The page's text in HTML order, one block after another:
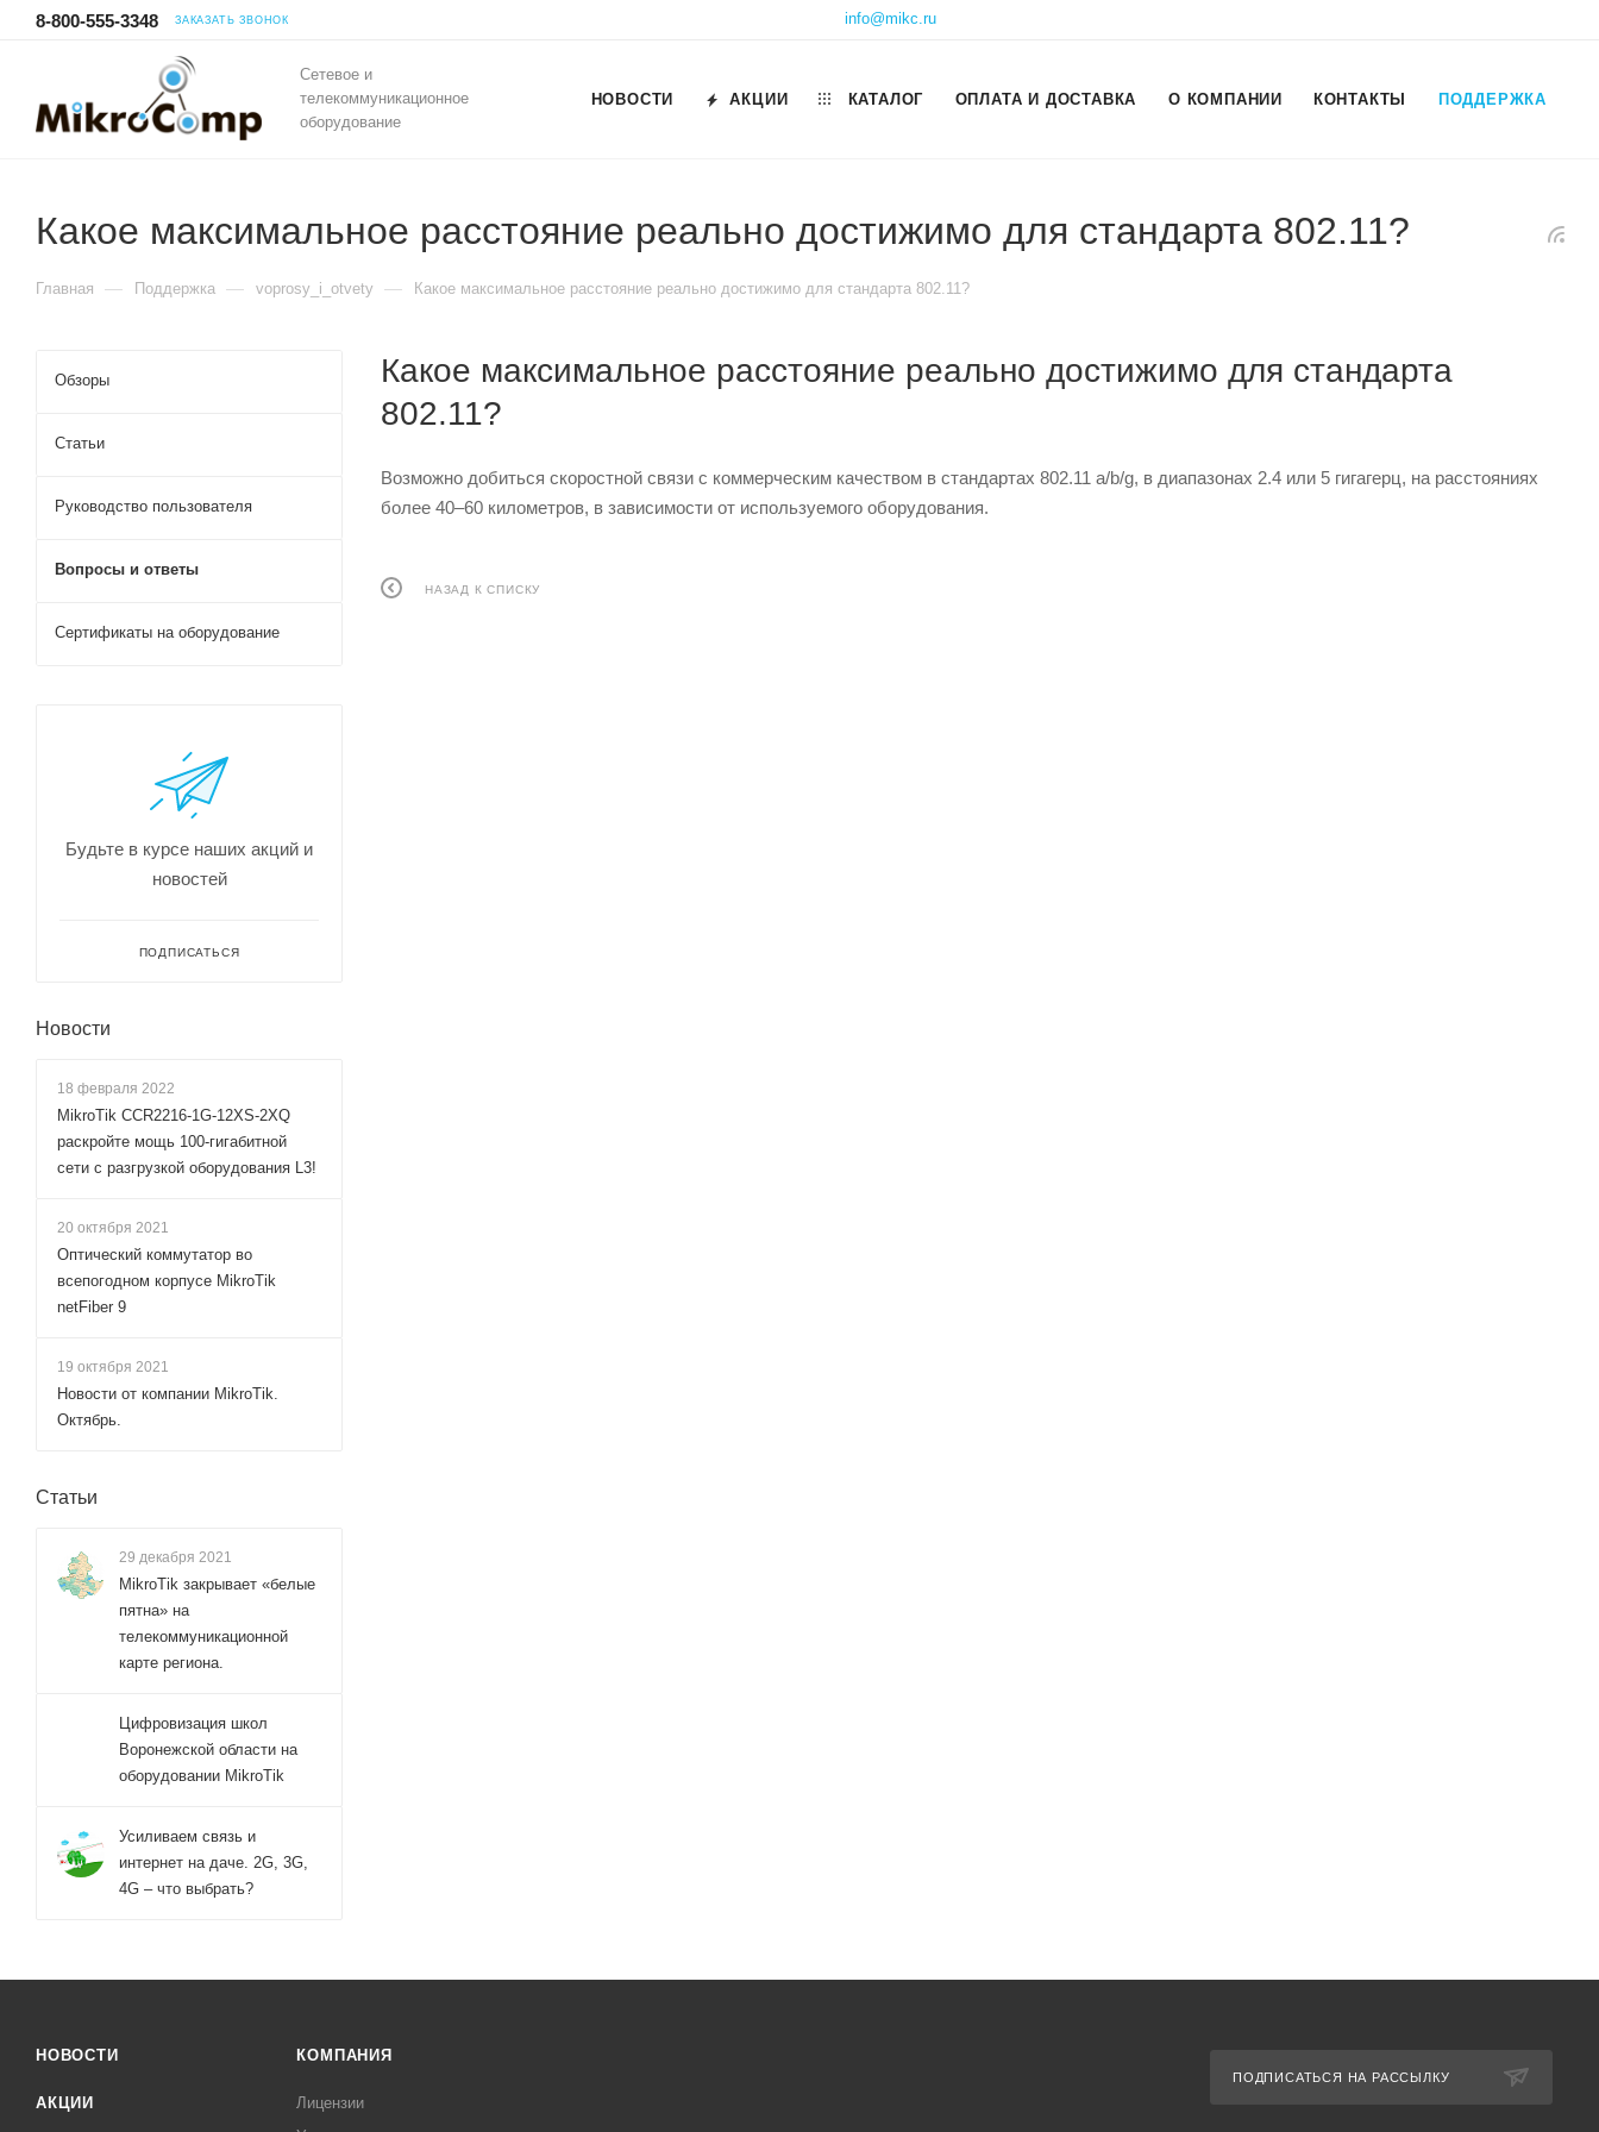
8-800-555-3348 ЗАКАЗАТЬ ЗВОНОК info@mikc.ru
Сетевое и
телекоммуникационное
оборудование
НОВОСТИ АКЦИИ КАТАЛОГ ОПЛАТА И ДОСТАВКА О КОМПАНИИ КОНТАКТЫ ПОДДЕРЖКА
Какое максимальное расстояние реально достижимо для стандарта 802.11?
Главная — Поддержка — voprosy_i_otvety — Какое максимальное расстояние реально достижимо для стандарта 802.11?
Какое максимальное расстояние реально достижимо для стандарта
802.11?
Возможно добиться скоростной связи с коммерческим качеством в стандартах 802.11 a/b/g, в диапазонах 2.4 или 5 гигагерц, на расстояниях
более 40–60 километров, в зависимости от используемого оборудования.
НАЗАД К СПИСКУ
Обзоры
Статьи
Руководство пользователя
Вопросы и ответы
Сертификаты на оборудование
Будьте в курсе наших акций и
новостей
ПОДПИСАТЬСЯ
Новости
18 февраля 2022
MikroTik CCR2216-1G-12XS-2XQ
раскройте мощь 100-гигабитной
сети с разгрузкой оборудования L3!
20 октября 2021
Оптический коммутатор во
всепогодном корпусе MikroTik
netFiber 9
19 октября 2021
Новости от компании MikroTik.
Октябрь.
Статьи
29 декабря 2021
MikroTik закрывает «белые
пятна» на
телекоммуникационной
карте региона.
Цифровизация школ
Воронежской области на
оборудовании MikroTik
Усиливаем связь и
интернет на даче. 2G, 3G,
4G – что выбрать?
НОВОСТИ
АКЦИИ
КОМПАНИЯ
Лицензии
ПОДПИСАТЬСЯ НА РАССЫЛКУ